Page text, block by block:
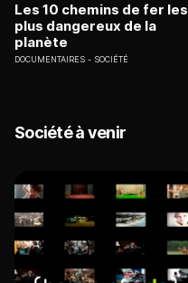
Les 10 chemins de fer les
plus dangereux de la
planète
DOCUMENTAIRES SOCIÉTÉ
Société à venir